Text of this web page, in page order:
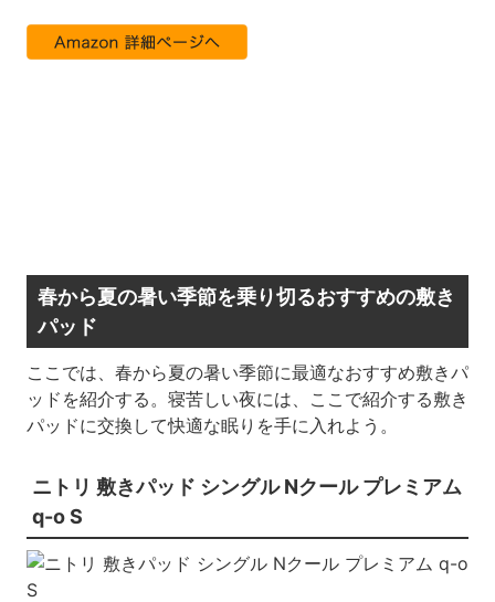
春から夏の暑い季節を乗り切るおすすめの敷き
パッド
ここでは、春から夏の暑い季節に最適なおすすめ敷きパ
ッドを紹介する。寝苦しい夜には、ここで紹介する敷き
パッドに交換して快適な眠りを手に入れよう。
ニトリ 敷きパッド シングル Nクール プレミアム
q-o S